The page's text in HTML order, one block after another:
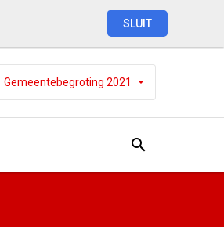
Gemeentebegroting 2021
SLUIT